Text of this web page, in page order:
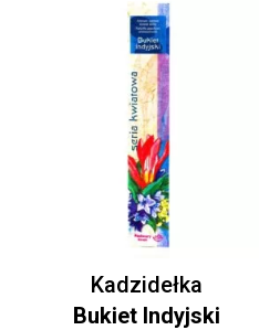
Kadzidełka
Bukiet Indyjski